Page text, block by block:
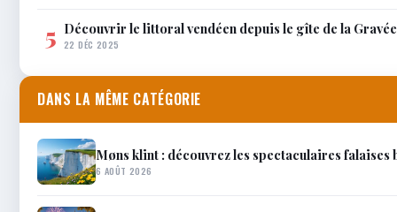
5 Découvrir le littoral vendéen depuis le gîte de la Gravée
22 DÉC 2025
DANS LA MÊME CATÉGORIE
Møns klint : découvrez les spectaculaires falaises
6 AOÛT 2026